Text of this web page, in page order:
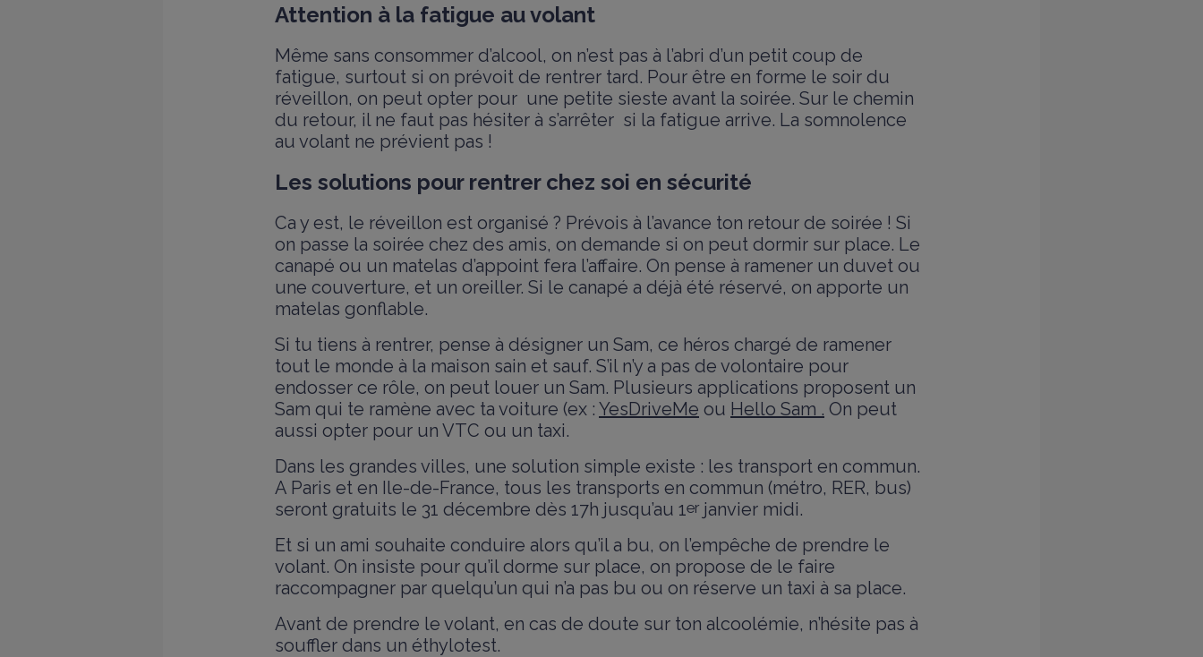
Attention à la fatigue au volant
Même sans consommer d’alcool, on n’est pas à l’abri d’un petit coup de
fatigue, surtout si on prévoit de rentrer tard. Pour être en forme le soir du
réveillon, on peut opter pour une petite sieste avant la soirée. Sur le chemin
du retour, il ne faut pas hésiter à s’arrêter si la fatigue arrive. La somnolence
au volant ne prévient pas !
Les solutions pour rentrer chez soi en sécurité
Ca y est, le réveillon est organisé ? Prévois à l’avance ton retour de soirée ! Si
on passe la soirée chez des amis, on demande si on peut dormir sur place. Le
canapé ou un matelas d’appoint fera l’affaire. On pense à ramener un duvet ou
une couverture, et un oreiller. Si le canapé a déjà été réservé, on apporte un
matelas gonflable.
Si tu tiens à rentrer, pense à désigner un Sam, ce héros chargé de ramener
tout le monde à la maison sain et sauf. S’il n’y a pas de volontaire pour
endosser ce rôle, on peut louer un Sam. Plusieurs applications proposent un
Sam qui te ramène avec ta voiture (ex : YesDriveMe ou Hello Sam . On peut
aussi opter pour un VTC ou un taxi.
Dans les grandes villes, une solution simple existe : les transport en commun.
A Paris et en Ile-de-France, tous les transports en commun (métro, RER, bus)
seront gratuits le 31 décembre dès 17h jusqu’au 1er janvier midi.
Et si un ami souhaite conduire alors qu’il a bu, on l’empêche de prendre le
volant. On insiste pour qu’il dorme sur place, on propose de le faire
raccompagner par quelqu’un qui n’a pas bu ou on réserve un taxi à sa place.
Avant de prendre le volant, en cas de doute sur ton alcoolémie, n’hésite pas à
souffler dans un éthylotest.